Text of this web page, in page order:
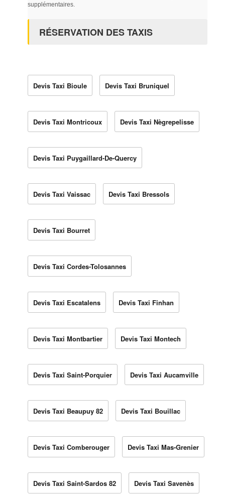
supplémentaires.
RÉSERVATION DES TAXIS
Devis Taxi Bioule Devis Taxi Bruniquel
Devis Taxi Montricoux Devis Taxi Nègrepelisse
Devis Taxi Puygaillard-De-Quercy
Devis Taxi Vaissac Devis Taxi Bressols
Devis Taxi Bourret
Devis Taxi Cordes-Tolosannes
Devis Taxi Escatalens Devis Taxi Finhan
Devis Taxi Montbartier Devis Taxi Montech
Devis Taxi Saint-Porquier Devis Taxi Aucamville
Devis Taxi Beaupuy 82 Devis Taxi Bouillac
Devis Taxi Comberouger Devis Taxi Mas-Grenier
Devis Taxi Saint-Sardos 82 Devis Taxi Savenès